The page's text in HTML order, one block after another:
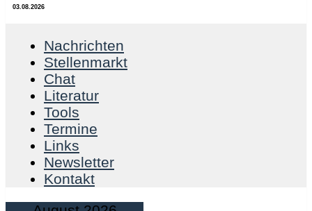
03.08.2026
Nachrichten
Stellenmarkt
Chat
Literatur
Tools
Termine
Links
Newsletter
Kontakt